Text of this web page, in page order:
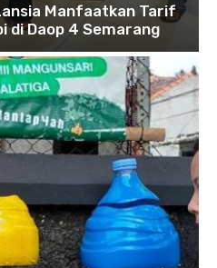
Manfaatkan Tarif
di Daop 4 Semarang